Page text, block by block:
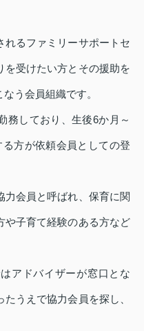
れるファミリーサポートセ
を受けたい方とその援助を
う会員組織です。
務しており、生後6か月～
方が依頼会員としての登
力会員と呼ばれ、保育に関
や子育て経験のある方など
アドバイザーが窓口とな
うえで協力会員を探し、